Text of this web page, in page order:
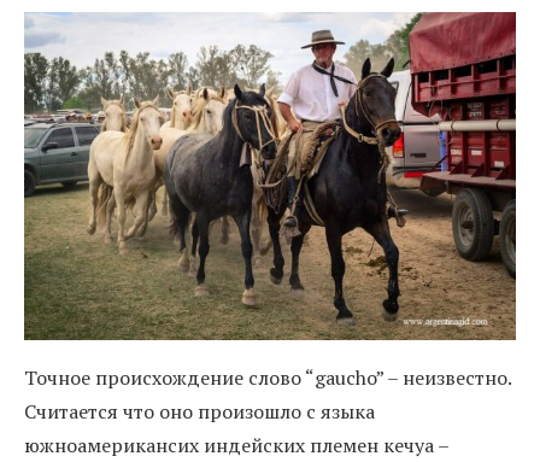
Точное происхождение слово “gaucho” – неизвестно.
Считается что оно произошло с языка
южноамерикансих индейских племен кечуа –